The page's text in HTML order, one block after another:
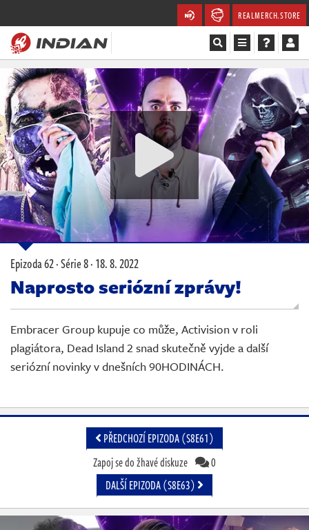
REALMERCH.STORE
Magazín
Recenze
Videa
Soutěže
Databáze
Komunita
Redakce
Živě
Epizoda 62 · Série 8 ·18. 8. 2022
Naprosto seriózní zprávy!
Embracer Group kupuje co může, Activision v roli
plagiátora, Dead Island 2 snad skutečně vyjde a další
seriózní novinky v dnešních 90HODINÁCH.
PŘEDCHOZÍ EPIZODA (S8E61)
Zapoj se do žhavé diskuze
0
DALŠÍ EPIZODA (S8E63)